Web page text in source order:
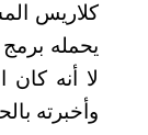
كلاريس
يحمله
لا أنه
وأخبرته